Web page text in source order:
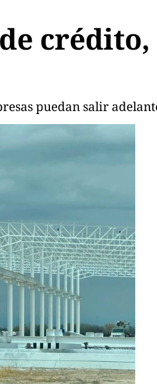
puedan salir